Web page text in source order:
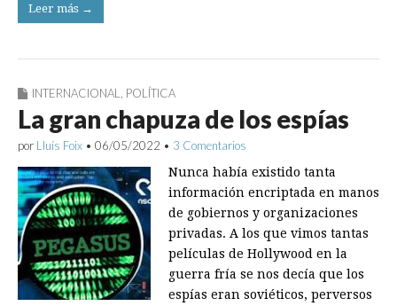
Leer más →
INTERNACIONAL POLÍTICA
La gran chapuza de los espías
por Lluís Foix • 06/05/2022 • 3 Comentarios
Nunca había existido tanta
información encriptada en manos
de gobiernos y organizaciones
privadas. A los que vimos tantas
películas de Hollywood en la
guerra fría se nos decía que los
espías eran soviéticos, perversos